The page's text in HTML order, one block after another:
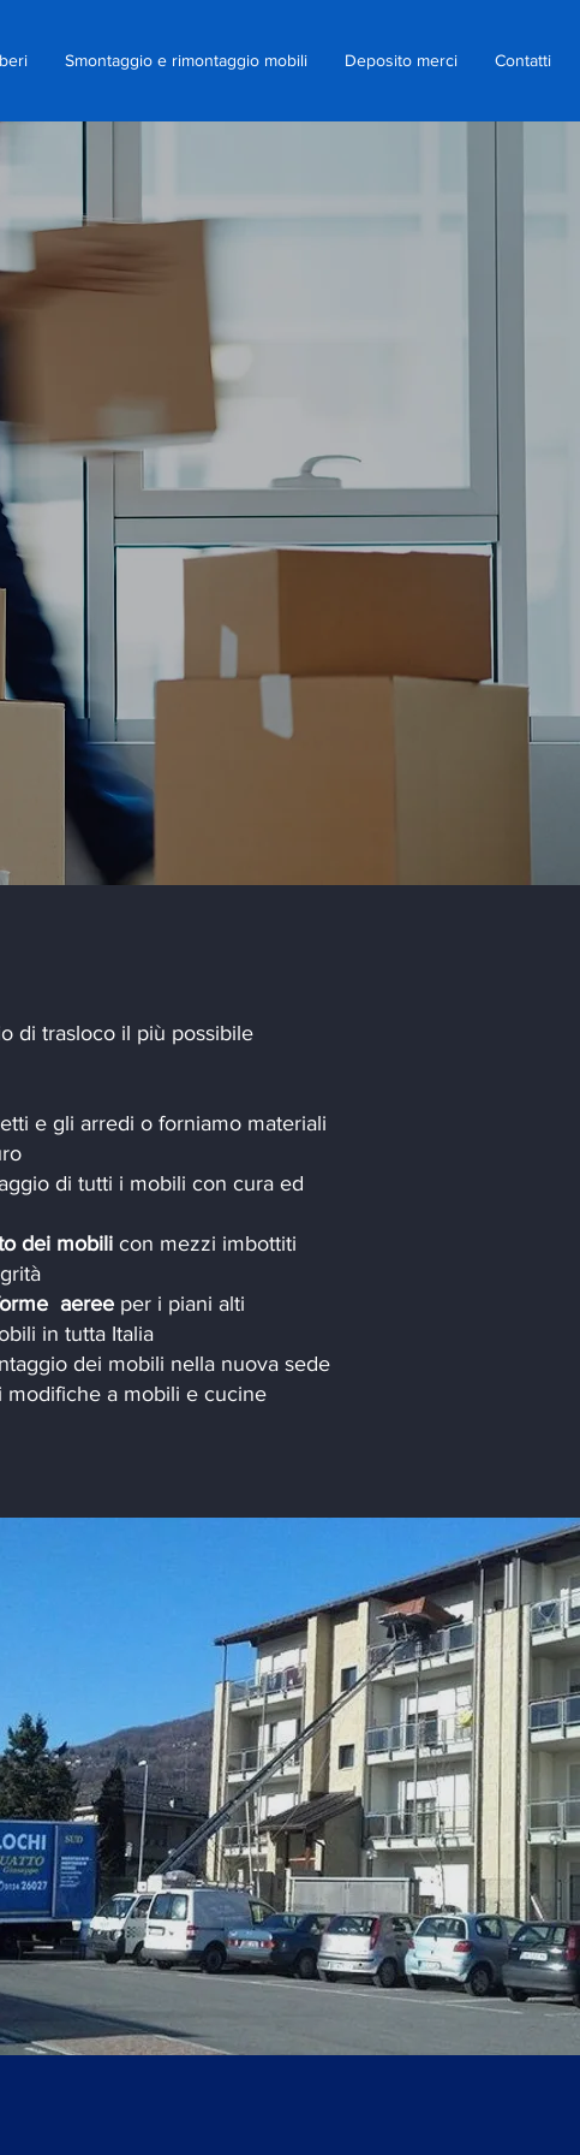
Smontaggio e rimontaggio mobili Deposito merci Contatti
di trasloco il più possibile
e gli arredi o forniamo materiali
di tutti i mobili con cura ed
dei mobili con mezzi imbottiti
aeree per i piani alti
in tutta Italia
dei mobili nella nuova sede
modifiche a mobili e cucine